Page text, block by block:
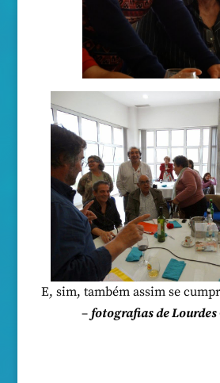
E, sim, também assim se
– fotografias de